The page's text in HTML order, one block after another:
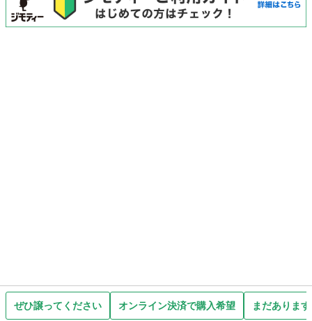
ぜひ譲ってください オンライン決済で購入希望 まだありま